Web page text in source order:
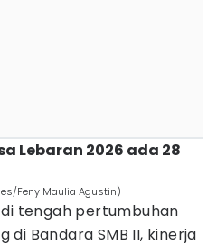
Lebaran 2026 ada 28
Feny Maulia Agustin)
tengah pertumbuhan
Bandara SMB II, kinerja